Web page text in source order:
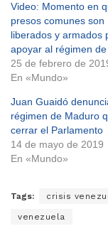
Video: Momento en
presos comunes son
liberados y armados
apoyar al régimen
25 de febrero de
En «Mundo»
Juan Guaidó
régimen de Maduro
cerrar el Parlamento
14 de mayo de 2019
En «Mundo»
Tags: crisis
venezuela